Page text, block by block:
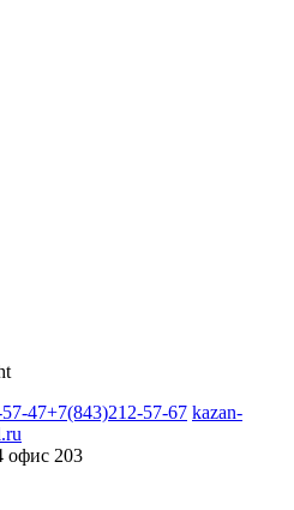
47+7(843)212-57-67 kazan-
офис 203